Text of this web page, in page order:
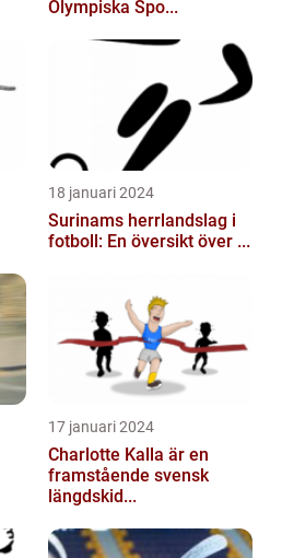
Olympiska Spo...
18 januari 2024
Surinams herrlandslag i
fotboll: En översikt över ...
17 januari 2024
Charlotte Kalla är en
framstående svensk
längdskid...